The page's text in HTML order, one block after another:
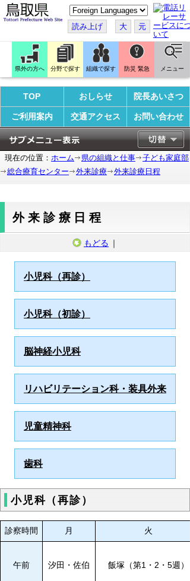
こ
の
ペ
ー
ジ
翻
訳
す
る
読み上げ 大 元
県外の方へ 分野で探す 組織で探す 防災 緊急 メニュー
TOP おしらせ 院長あいさつ
ご利用案内 交通アクセス お問い合わせ
現在の位置： ホーム 県の組織と仕事
子ども家庭部
総合療育センター
外来診療 外来診療日程
外来診療日程
もどる ｜
小児科（再診）
小児科（初診）
脳神経小児科
リハビリテーション科・装具外来
児童精神科
歯科
小児科（再診）
診察時間 月 火
午前 汐田・佐伯 飯塚（第1・2・5週）